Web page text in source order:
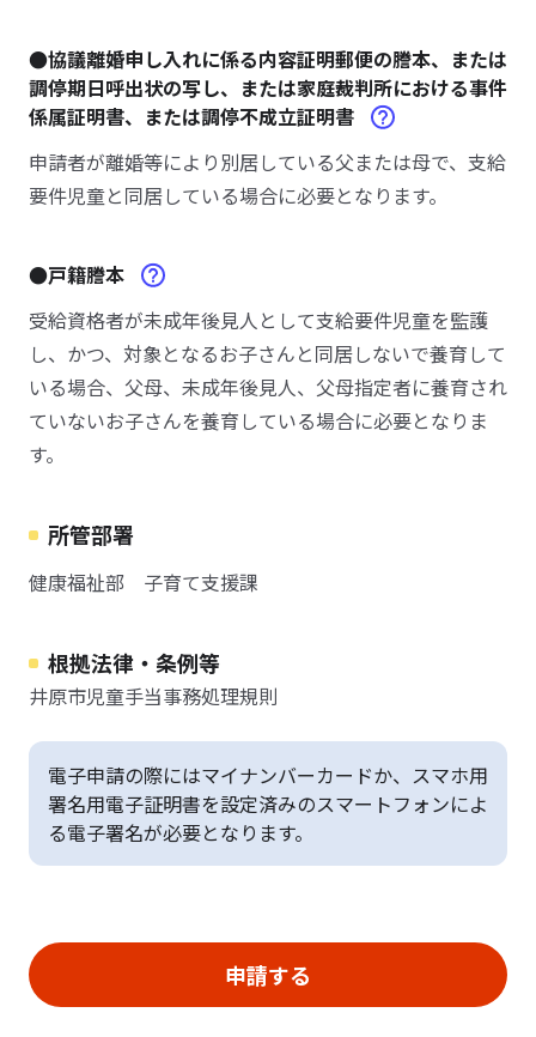
●協議離婚申し入れに係る内容証明郵便の謄本、または
調停期日呼出状の写し、または家庭裁判所における事件
係属証明書、または調停不成立証明書
申請者が離婚等により別居している父または母で、支給
要件児童と同居している場合に必要となります。
●戸籍謄本
受給資格者が未成年後見人として支給要件児童を監護
し、かつ、対象となるお子さんと同居しないで養育して
いる場合、父母、未成年後見人、父母指定者に養育され
ていないお子さんを養育している場合に必要となりま
す。
所管部署
健康福祉部 子育て支援課
根拠法律・条例等
井原市児童手当事務処理規則
電子申請の際にはマイナンバーカードか、スマホ用
署名用電子証明書を設定済みのスマートフォンによ
る電子署名が必要となります。